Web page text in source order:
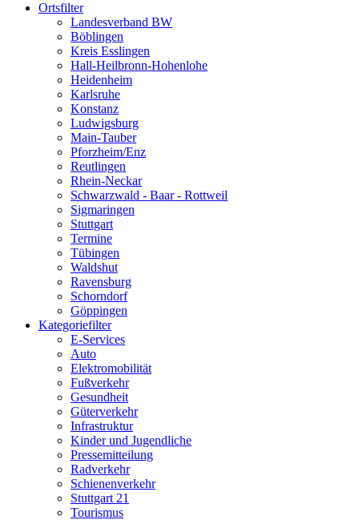
Ortsfilter
Landesverband BW
Böblingen
Kreis Esslingen
Hall-Heilbronn-Hohenlohe
Heidenheim
Karlsruhe
Konstanz
Ludwigsburg
Main-Tauber
Pforzheim/Enz
Reutlingen
Rhein-Neckar
Schwarzwald - Baar - Rottweil
Sigmaringen
Stuttgart
Termine
Tübingen
Waldshut
Ravensburg
Schorndorf
Göppingen
Kategoriefilter
E-Services
Auto
Elektromobilität
Fußverkehr
Gesundheit
Güterverkehr
Infrastruktur
Kinder und Jugendliche
Pressemitteilung
Radverkehr
Schienenverkehr
Stuttgart 21
Tourismus